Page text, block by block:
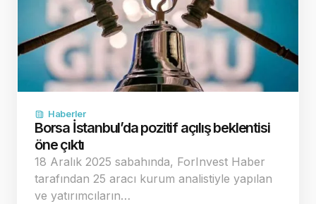
Haberler
Borsa İstanbul’da pozitif açılış beklentisi
öne çıktı
18 Aralık 2025 sabahında, ForInvest Haber
tarafından 25 aracı kurum analistiyle yapılan
ve yatırımcıların…